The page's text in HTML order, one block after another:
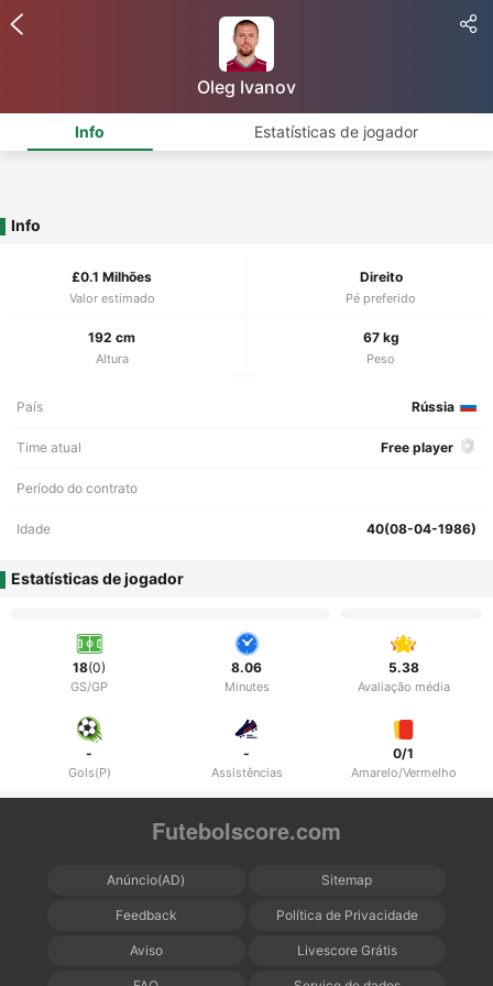
Oleg Ivanov
Info Estatísticas de jogador
Info
£0.1 Milhões
Valor estimado
Direito
Pé preferido
192 cm
Altura
67 kg
Peso
País Rússia
Time atual Free player
Período do contrato
Idade 40(08-04-1986)
Estatísticas de jogador
18(0)
GS/GP
8.06
Minutes
5.38
Avaliação média
-
Gols(P)
-
Assistências
0/1
Amarelo/Vermelho
Futebolscore.com
Anúncio(AD) Sitemap
Feedback Política de Privacidade
Aviso Livescore Grátis